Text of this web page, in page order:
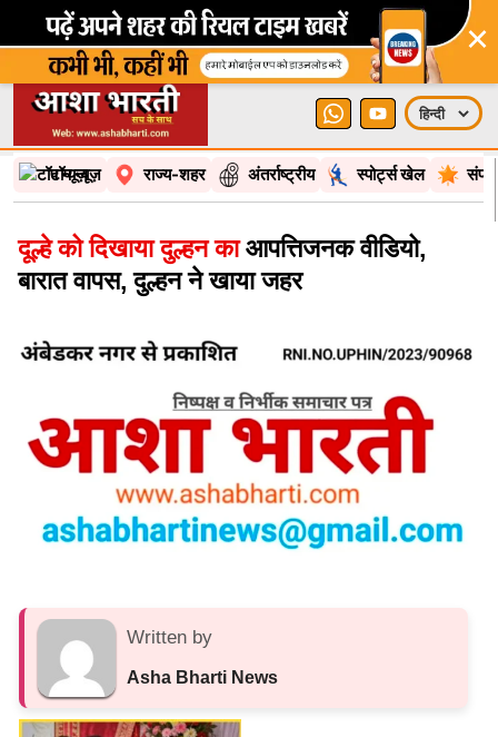
×
टॉप न्यूज़ राज्य-शहर अंतर्राष्ट्रीय स्पोर्ट्स खेल
दूल्हे को दिखाया दुल्हन काआपत्तिजनक वीडियो,
बारात वापस, दुल्हन ने खाया जहर
Written by
Asha Bharti News